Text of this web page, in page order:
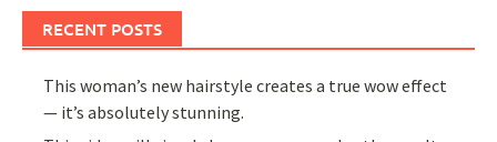
RECENT POSTS
This woman’s new hairstyle creates a true wow effect
— it’s absolutely stunning.